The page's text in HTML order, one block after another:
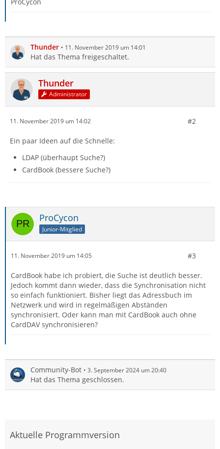
Thunder 11. November 2019 um 14:01
Hat das Thema freigeschaltet.
Thunder
Administrator
11. November 2019 um 14:02 #2
Ein paar Ideen auf die Schnelle:
LDAP (überhaupt Suche?)
CardBook (bessere Suche?)
ProCycon
Junior-Mitglied
11. November 2019 um 14:05 #3
CardBook habe ich probiert, die Suche ist deutlich besser.
Jedoch kommt dann wieder, dass die Synchronisation nicht
so einfach funktioniert. Bisher liegt das Adressbuch im
Netzwerk und wird in regelmäßigen Abständen
synchronisiert. Oder kann man mit CardBook auch ohne
CardDAV synchronisieren?
Community-Bot 3. September 2024 um 20:40
Hat das Thema geschlossen.
Aktuelle Programmversion